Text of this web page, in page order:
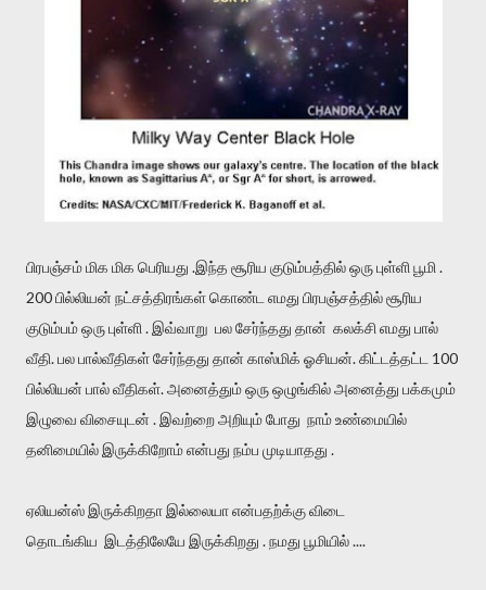
பிரபஞ்சம் மிக மிக பெரியது .இந்த சூரிய குடும்பத்தில் ஒரு புள்ளி பூமி .
200 பில்லியன் நட்சத்திரங்கள் கொண்ட எமது பிரபஞ்சத்தில் சூரிய
குடும்பம் ஒரு புள்ளி . இவ்வாறு பல சேர்ந்தது தான் கலக்சி எமது பால்
வீதி. பல பால்வீதிகள் சேர்ந்தது தான் காஸ்மிக் ஓசியன். கிட்டத்தட்ட 100
பில்லியன் பால் வீதிகள். அனைத்தும் ஒரு ஒழுங்கில் அனைத்து பக்கமும்
இழுவை விசையுடன் . இவற்றை அறியும் போது நாம் உண்மையில்
தனிமையில் இருக்கிறோம் என்பது நம்ப முடியாதது .
ஏலியன்ஸ் இருக்கிறதா இல்லையா என்பதற்க்கு விடை
தொடங்கிய இடத்திலேயே இருக்கிறது . நமது பூமியில் ....